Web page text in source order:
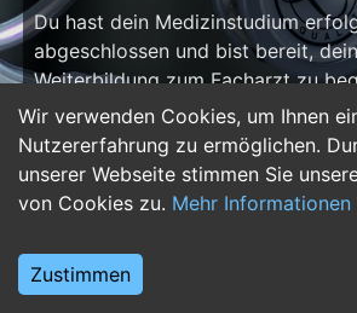
Wir verwenden Cookies, um Ihnen
Nutzererfahrung zu ermöglichen.
unserer Webseite stimmen Sie
von Cookies zu. Mehr Informationen
Zustimmen
Du hast dein Medizinstudium
abgeschlossen und bist bereit,
Weiterbildung zum Facharzt zu
bist du aufassistenz-arzt.com
Hier findest du zahlreiche
Assistenzärzte in allen
Inneren Medizin über die Chirurgie
deine Karriere im Arztberuf und
passende Klinik oder Praxis für